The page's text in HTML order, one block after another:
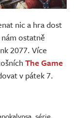
nic a hra dost
ostatně
2077. Více
The Game
v pátek 7.
,série,